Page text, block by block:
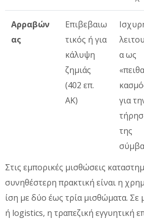
Αρραβών
ας
Επιβεβαιω
τικός ή για
κάλυψη
ζημιάς
(402 επ.
ΑΚ)
α ως
για
της
Στις εμπορικές μισθώσεις
συνηθέστερη πρακτική είναι η
ίση με δύο έως τρία μισθώματα. Σε
ή logistics, η τραπεζική εγγυητική